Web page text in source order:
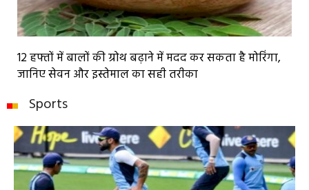
12 हफ्तों में बालों की ग्रोथ बढ़ाने में मदद कर सकता है मोरिंगा,
जानिए सेवन और इस्तेमाल का सही तरीका
Sports